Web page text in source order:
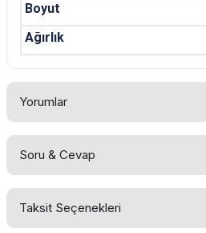
Boyut
Ağırlık
Yorumlar
Soru & Cevap
Taksit Seçenekleri